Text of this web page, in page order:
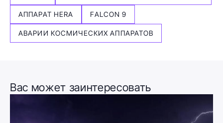
АППАРАТ HERA FALCON 9
АВАРИИ КОСМИЧЕСКИХ АППАРАТОВ
Вас может заинтересовать